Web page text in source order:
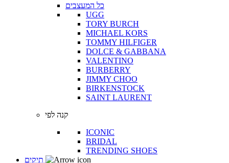
כל המעצבים
UGG
TORY BURCH
MICHAEL KORS
TOMMY HILFIGER
DOLCE & GABBANA
VALENTINO
BURBERRY
JIMMY CHOO
BIRKENSTOCK
SAINT LAURENT
קנה לפי
ICONIC
BRIDAL
TRENDING SHOES